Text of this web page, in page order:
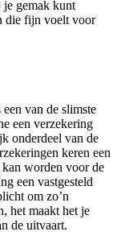
gemak kunt
die fijn voelt voor
van de slimste
een verzekering
onderdeel van de
keren een
worden voor de
een vastgesteld
om zo’n
het maakt het je
de uitvaart.